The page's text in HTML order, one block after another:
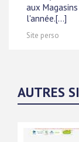
aux
l'année.[...]
Site perso
AUTRES